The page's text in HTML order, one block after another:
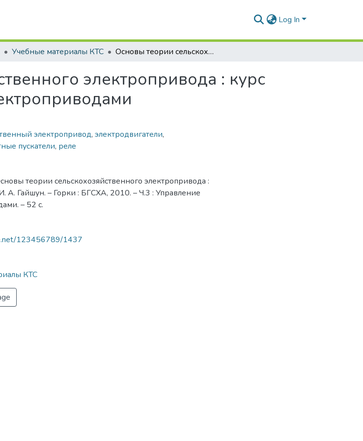
Log In
Учебные материалы КТС Основы теории сельскохозяйственного электропривода : курс лекций. - Ч.3 : Управление электроприводами
электропривода : курс
электропривод, электродвигатели,
пускатели, реле
теории сельскохозяйственного электропривода :
А. Гайшун. – Горки : БГСХА, 2010. – Ч.3 : Управление
– 52 с.
123456789/1437
КТС